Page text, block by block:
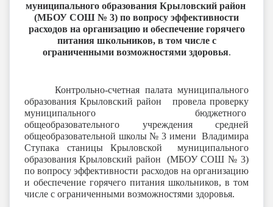
муниципального образования Крыловский район
(МБОУ СОШ № 3) по вопросу эффективности
расходов на организацию и обеспечение горячего
питания школьников, в том числе с
ограниченными возможностями здоровья.
Контрольно-счетная палата муниципального
образования Крыловский район провела проверку
муниципального бюджетного
общеобразовательного учреждения средней
общеобразовательной школы № 3 имени Владимира
Ступака станицы Крыловской муниципального
образования Крыловский район (МБОУ СОШ № 3)
по вопросу эффективности расходов на организацию
и обеспечение горячего питания школьников, в том
числе с ограниченными возможностями здоровья.